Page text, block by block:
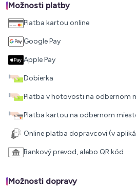
Možnosti platby
Platba kartou online
Google Pay
Apple Pay
Dobierka
Platba v hotovosti na odbernom
Platba kartou na odbernom
Online platba dopravcovi (v
Bankový prevod, alebo QR kód
Možnosti dopravy